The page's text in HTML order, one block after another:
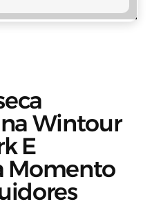
Wintour
E
Momento